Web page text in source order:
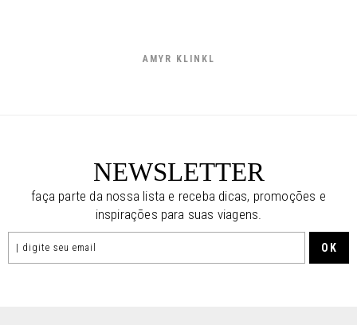
AMYR KLINKL
NEWSLETTER
faça parte da nossa lista e receba dicas, promoções e
inspirações para suas viagens.